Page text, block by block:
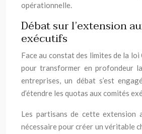
opérationnelle.
Débat sur l’extension
exécutifs
Face au constat des limites de la loi
pour transformer en profondeur
entreprises, un débat s’est
d’étendre les quotas aux comités
Les partisans de cette extension
nécessaire pour créer un véritable